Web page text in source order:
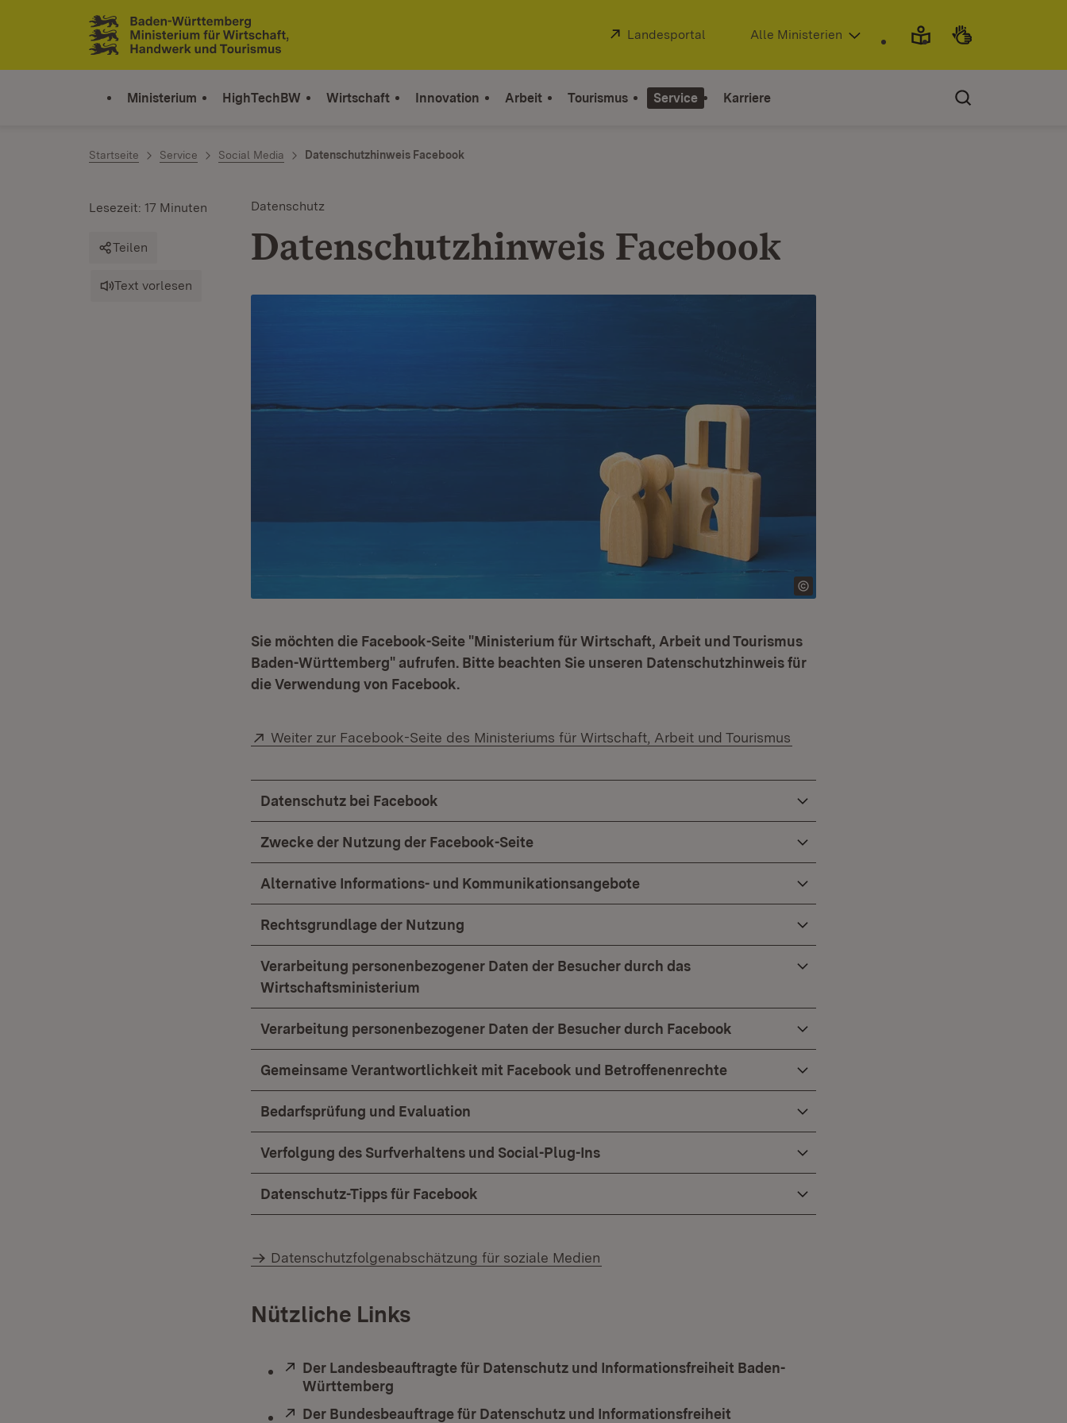
Zum Inhalt springen
Link zur Startseite
Extern:
Landesportal (Öffnet in neuem Fenster)
Alle Ministerien
Ministerium HighTechBW Wirtschaft Innovation Arbeit Tourismus Service Karriere
Startseite Service Social Media Datenschutzhinweis Facebook
Datenschutz
Datenschutzhinweis Facebook
Lesezeit: 17 Minuten
Teilen
Text vorlesen
Sie möchten die Facebook-Seite "Ministerium für Wirtschaft, Arbeit und Tourismus
Baden-Württemberg" aufrufen. Bitte beachten Sie unseren Datenschutzhinweis für
die Verwendung von Facebook.
Extern:
Weiter zur Facebook-Seite des Ministeriums für Wirtschaft, Arbeit und Tourismus
Datenschutz bei Facebook
Zwecke der Nutzung der Facebook-Seite
Alternative Informations- und Kommunikationsangebote
Rechtsgrundlage der Nutzung
Verarbeitung personenbezogener Daten der Besucher durch das
Wirtschaftsministerium
Verarbeitung personenbezogener Daten der Besucher durch Facebook
Gemeinsame Verantwortlichkeit mit Facebook und Betroffenenrechte
Bedarfsprüfung und Evaluation
Verfolgung des Surfverhaltens und Social-Plug-Ins
Datenschutz-Tipps für Facebook
Datenschutzfolgenabschätzung für soziale Medien
Nützliche Links
Extern:
Der Landesbeauftragte für Datenschutz und Informationsfreiheit Baden-
Württemberg
Extern:
Der Bundesbeauftrage für Datenschutz und Informationsfreiheit